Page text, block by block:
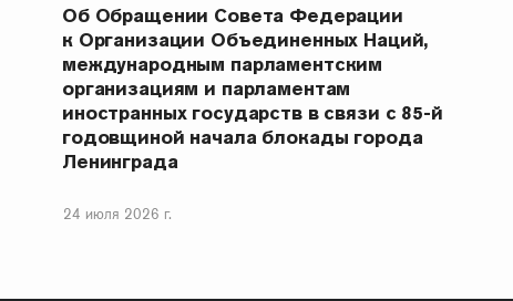
Об Обращении Совета Федерации
к Организации Объединенных Наций,
международным парламентским
организациям и парламентам
иностранных государств в связи с 85-й
годовщиной начала блокады города
Ленинграда
24 июля 2026 г.